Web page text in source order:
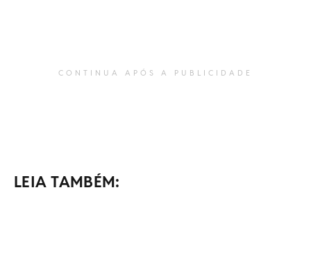
CONTINUA APÓS A PUBLICIDADE
LEIA TAMBÉM: